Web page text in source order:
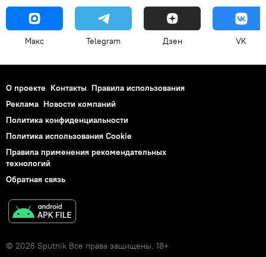
Макс Telegram Дзен VK
О проекте Контакты Правила использования
Реклама Новости компаний
Политика конфиденциальности
Политика использования Cookie
Правила применения рекомендательных
технологий
Обратная связь
© 2026 Sputnik Все права защищены. 18+